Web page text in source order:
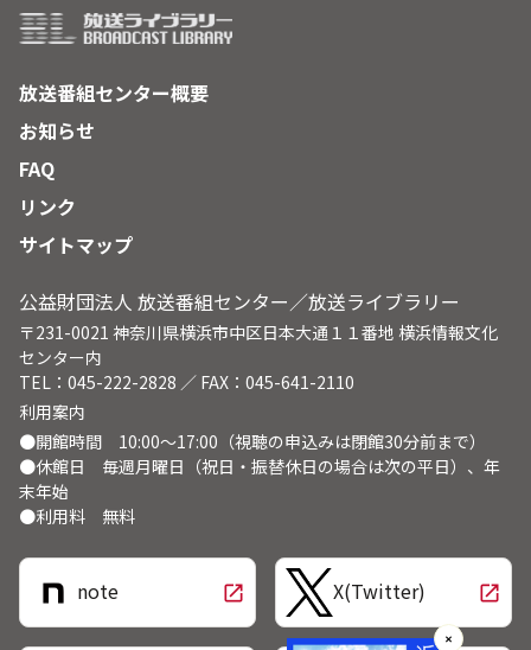
放送番組センター概要
お知らせ
FAQ
リンク
サイトマップ
公益財団法人 放送番組センター／放送ライブラリー
〒231-0021 神奈川県横浜市中区日本大通１１番地 横浜情報文化
センター内
TEL：045-222-2828 ／ FAX：045-641-2110
利用案内
●開館時間 10:00～17:00（視聴の申込みは閉館30分前まで）
●休館日 毎週月曜日（祝日・振替休日の場合は次の平日）、年
末年始
●利用料 無料
note open_in_new X(Twitter) open_in_new
✕